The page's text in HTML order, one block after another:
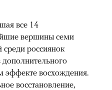
все 14
вершины семи
среди россиянок
эффекте восхождения.
восстановление,